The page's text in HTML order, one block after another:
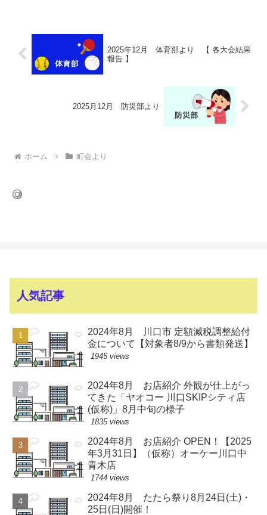
2025年12月 体育部より 【 各大会結果
報告 】
2025月12月 防災部より
ホーム 町会より
人気記事
2024年8月 川口市 定額減税調整給付
金について【対象者8/9から書類発送】
1945 views
2024年8月 お店紹介 外観が仕上がっ
てきた「ヤオコー 川口SKIPシティ店
(仮称)」8月中旬の様子
1835 views
2024年8月 お店紹介 OPEN！【2025
年3月31日】（仮称）オーケー川口中
青木店
1744 views
2024年8月 たたら祭り8月24日(土)・
25日(日)開催！